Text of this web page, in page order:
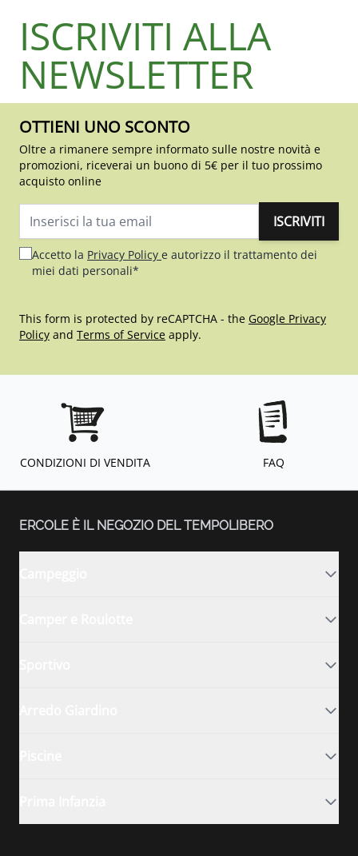
ISCRIVITI ALLA
NEWSLETTER
OTTIENI UNO SCONTO
Oltre a rimanere sempre informato sulle nostre novità e
promozioni, riceverai un buono di 5€ per il tuo prossimo
acquisto online
ISCRIVITI
Accetto la Privacy Policy e autorizzo il trattamento dei
miei dati personali*
This form is protected by reCAPTCHA - the Google Privacy
Policy and Terms of Service apply.
CONDIZIONI DI VENDITA FAQ
ERCOLE È IL NEGOZIO DEL TEMPOLIBERO